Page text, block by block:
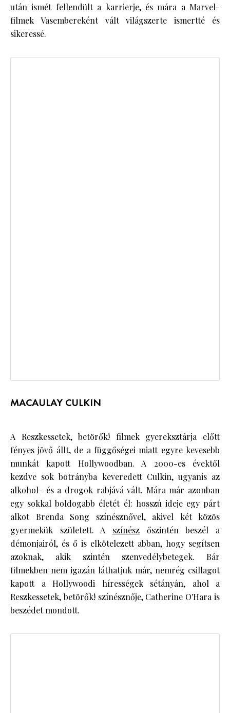
után ismét fellendült a karrierje, és mára a Marvel-
filmek Vasembereként vált világszerte ismertté és
sikeressé.
MACAULAY CULKIN
A Reszkessetek, betörők! filmek gyereksztárja előtt
fényes jövő állt, de a függőségei miatt egyre kevesebb
munkát kapott Hollywoodban. A 2000-es évektől
kezdve sok botrányba keveredett Culkin, ugyanis az
alkohol- és a drogok rabjává vált. Mára már azonban
egy sokkal boldogabb életét él: hosszú ideje egy párt
alkot Brenda Song színésznővel, akivel két közös
gyermekük született. A színész őszintén beszél a
démonjairól, és ő is elkötelezett abban, hogy segítsen
azoknak, akik szintén szenvedélybetegek. Bár
filmekben nem igazán láthatjuk már, nemrég csillagot
kapott a Hollywoodi hírességek sétányán, ahol a
Reszkessetek, betörők! színésznője, Catherine O'Hara is
beszédet mondott.